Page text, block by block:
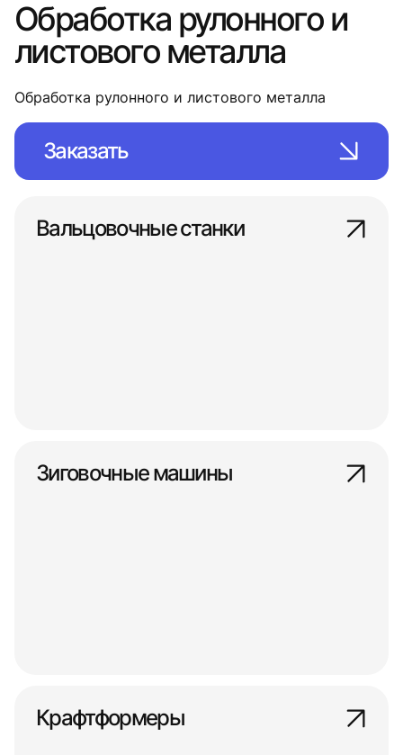
Обработка рулонного и
листового металла
Обработка рулонного и листового металла
Заказать
Вальцовочные станки
Зиговочные машины
Крафтформеры